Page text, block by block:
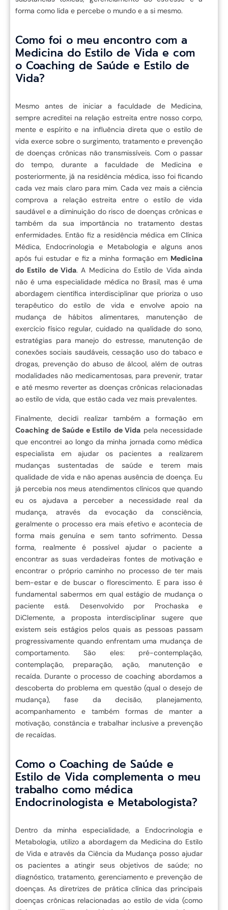
forma como lida e percebe o mundo e a si mesmo.
Como foi o meu encontro com a
Medicina do Estilo de Vida e com
o Coaching de Saúde e Estilo de
Vida?
Mesmo antes de iniciar a faculdade de Medicina,
sempre acreditei na relação estreita entre nosso corpo,
mente e espírito e na influência direta que o estilo de
vida exerce sobre o surgimento, tratamento e prevenção
de doenças crônicas não transmissíveis. Com o passar
do tempo, durante a faculdade de Medicina e
posteriormente, já na residência médica, isso foi ficando
cada vez mais claro para mim. Cada vez mais a ciência
comprova a relação estreita entre o estilo de vida
saudável e a diminuição do risco de doenças crônicas e
também da sua importância no tratamento destas
enfermidades. Então fiz a residência médica em Clínica
Médica, Endocrinologia e Metabologia e alguns anos
após fui estudar e fiz a minha formação em Medicina
do Estilo de Vida. A Medicina do Estilo de Vida ainda
não é uma especialidade médica no Brasil, mas é uma
abordagem científica interdisciplinar que prioriza o uso
terapêutico do estilo de vida e envolve apoio na
mudança de hábitos alimentares, manutenção de
exercício físico regular, cuidado na qualidade do sono,
estratégias para manejo do estresse, manutenção de
conexões sociais saudáveis, cessação uso do tabaco e
drogas, prevenção do abuso de álcool, além de outras
modalidades não medicamentosas, para prevenir, tratar
e até mesmo reverter as doenças crônicas relacionadas
ao estilo de vida, que estão cada vez mais prevalentes.
Finalmente, decidi realizar também a formação em
Coaching de Saúde e Estilo de Vida pela necessidade
que encontrei ao longo da minha jornada como médica
especialista em ajudar os pacientes a realizarem
mudanças sustentadas de saúde e terem mais
qualidade de vida e não apenas ausência de doença. Eu
já percebia nos meus atendimentos clínicos que quando
eu os ajudava a perceber a necessidade real da
mudança, através da evocação da consciência,
geralmente o processo era mais efetivo e acontecia de
forma mais genuína e sem tanto sofrimento. Dessa
forma, realmente é possível ajudar o paciente a
encontrar as suas verdadeiras fontes de motivação e
encontrar o próprio caminho no processo de ter mais
bem-estar e de buscar o florescimento. E para isso é
fundamental sabermos em qual estágio de mudança o
paciente está. Desenvolvido por Prochaska e
DiClemente, a proposta interdisciplinar sugere que
existem seis estágios pelos quais as pessoas passam
progressivamente quando enfrentam uma mudança de
comportamento. São eles: pré-contemplação,
contemplação, preparação, ação, manutenção e
recaída. Durante o processo de coaching abordamos a
descoberta do problema em questão (qual o desejo de
mudança), fase da decisão, planejamento,
acompanhamento e também formas de manter a
motivação, constância e trabalhar inclusive a prevenção
de recaídas.
Como o Coaching de Saúde e
Estilo de Vida complementa o meu
trabalho como médica
Endocrinologista e Metabologista?
Dentro da minha especialidade, a Endocrinologia e
Metabologia, utilizo a abordagem da Medicina do Estilo
de Vida e através da Ciência da Mudança posso ajudar
os pacientes a atingir seus objetivos de saúde; no
diagnóstico, tratamento, gerenciamento e prevenção de
doenças. As diretrizes de prática clínica das principais
doenças crônicas relacionadas ao estilo de vida (como